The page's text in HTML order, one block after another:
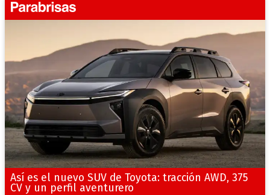
Así es el nuevo SUV de Toyota: tracción AWD, 375
CV y un perfil aventurero